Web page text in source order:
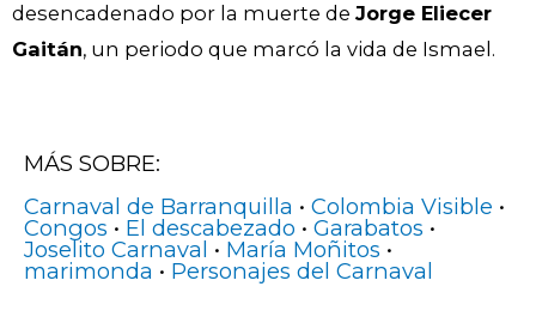
desencadenado por la muerte de Jorge Eliecer
Gaitán, un periodo que marcó la vida de Ismael.
MÁS SOBRE:
Carnaval de Barranquilla • Colombia Visible •
Congos • El descabezado • Garabatos •
Joselito Carnaval • María Moñitos •
marimonda • Personajes del Carnaval